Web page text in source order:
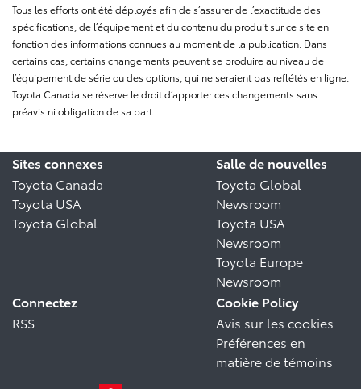
Tous les efforts ont été déployés afin de s’assurer de l’exactitude des
spécifications, de l’équipement et du contenu du produit sur ce site en
fonction des informations connues au moment de la publication. Dans
certains cas, certains changements peuvent se produire au niveau de
l’équipement de série ou des options, qui ne seraient pas reflétés en ligne.
Toyota Canada se réserve le droit d’apporter ces changements sans
préavis ni obligation de sa part.
Sites connexes
Toyota Canada
Toyota USA
Toyota Global
Salle de nouvelles
Toyota Global
Newsroom
Toyota USA
Newsroom
Toyota Europe
Newsroom
Connectez
RSS
Cookie Policy
Avis sur les cookies
Préférences en
matière de témoins